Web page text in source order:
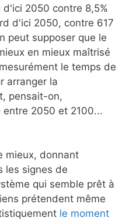
2050 contre 8,5%
d'ici 2050, contre 617
peut supposer que le
en mieux maîtrisé
le temps de
arranger la
pensait-on,
2050 et 2100...
mieux, donnant
les signes de
qui semble prêt à
prétendent même
le moment